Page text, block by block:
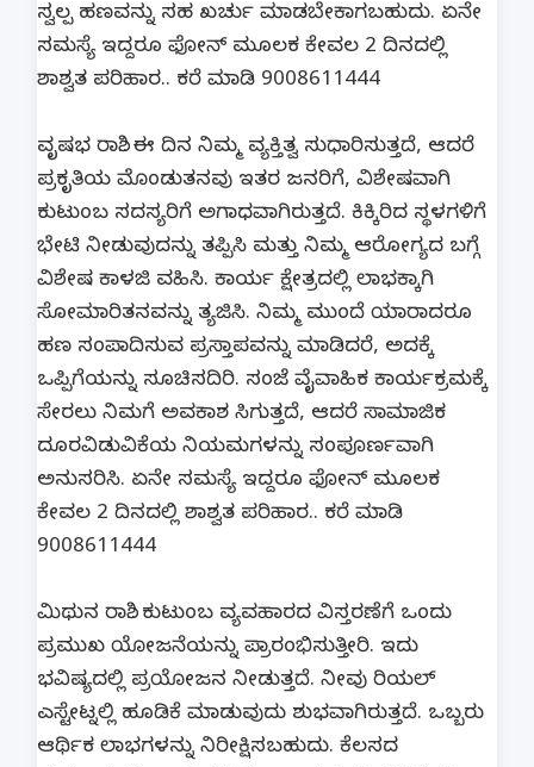
ಸ್ವಲ್ಪ ಹಣವನ್ನು ಸಹ ಖರ್ಚು ಮಾಡಬೇಕಾಗಬಹುದು. ಏನೇ
ಸಮಸ್ಯೆ ಇದ್ದರೂ ಫೋನ್ ಮೂಲಕ ಕೇವಲ 2 ದಿನದಲ್ಲಿ
ಶಾಶ್ವತ ಪರಿಹಾರ.. ಕರೆ ಮಾಡಿ 9008611444
ವೃಷಭ ರಾಶಿ.. ಈ ದಿನ ನಿಮ್ಮ ವ್ಯಕ್ತಿತ್ವ ಸುಧಾರಿಸುತ್ತದೆ, ಆದರೆ
ಪ್ರಕೃತಿಯ ಮೊಂಡುತನವು ಇತರ ಜನರಿಗೆ, ವಿಶೇಷವಾಗಿ
ಕುಟುಂಬ ಸದಸ್ಯರಿಗೆ ಅಗಾಧವಾಗಿರುತ್ತದೆ. ಕಿಕ್ಕಿರಿದ ಸ್ಥಳಗಳಿಗೆ
ಭೇಟಿ ನೀಡುವುದನ್ನು ತಪ್ಪಿಸಿ ಮತ್ತು ನಿಮ್ಮ ಆರೋಗ್ಯದ ಬಗ್ಗೆ
ವಿಶೇಷ ಕಾಳಜಿ ವಹಿಸಿ. ಕಾರ್ಯ ಕ್ಷೇತ್ರದಲ್ಲಿ ಲಾಭಕ್ಕಾಗಿ
ಸೋಮಾರಿತನವನ್ನು ತ್ಯಜಿಸಿ. ನಿಮ್ಮ ಮುಂದೆ ಯಾರಾದರೂ
ಹಣ ಸಂಪಾದಿಸುವ ಪ್ರಸ್ತಾಪವನ್ನು ಮಾಡಿದರೆ, ಅದಕ್ಕೆ
ಒಪ್ಪಿಗೆಯನ್ನು ಸೂಚಿಸದಿರಿ. ಸಂಜೆ ವೈವಾಹಿಕ ಕಾರ್ಯಕ್ರಮಕ್ಕೆ
ಸೇರಲು ನಿಮಗೆ ಅವಕಾಶ ಸಿಗುತ್ತದೆ, ಆದರೆ ಸಾಮಾಜಿಕ
ದೂರವಿಡುವಿಕೆಯ ನಿಯಮಗಳನ್ನು ಸಂಪೂರ್ಣವಾಗಿ
ಅನುಸರಿಸಿ. ಏನೇ ಸಮಸ್ಯೆ ಇದ್ದರೂ ಫೋನ್ ಮೂಲಕ
ಕೇವಲ 2 ದಿನದಲ್ಲಿ ಶಾಶ್ವತ ಪರಿಹಾರ.. ಕರೆ ಮಾಡಿ
9008611444
ಮಿಥುನ ರಾಶಿ.. ಕುಟುಂಬ ವ್ಯವಹಾರದ ವಿಸ್ತರಣೆಗೆ ಒಂದು
ಪ್ರಮುಖ ಯೋಜನೆಯನ್ನು ಪ್ರಾರಂಭಿಸುತ್ತೀರಿ. ಇದು
ಭವಿಷ್ಯದಲ್ಲಿ ಪ್ರಯೋಜನ ನೀಡುತ್ತದೆ. ನೀವು ರಿಯಲ್
ಎಸ್ಟೇಟ್ನಲ್ಲಿ ಹೂಡಿಕೆ ಮಾಡುವುದು ಶುಭವಾಗಿರುತ್ತದೆ. ಒಬ್ಬರು
ಆರ್ಥಿಕ ಲಾಭಗಳನ್ನು ನಿರೀಕ್ಷಿಸಬಹುದು. ಕೆಲಸದ